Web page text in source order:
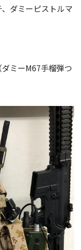
ダミーピストルマ
ミーM67手榴弾つ